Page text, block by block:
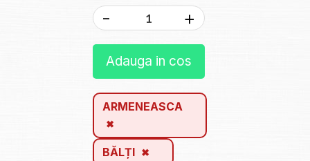
- +
Adauga in cos
ARMENEASCA
BĂLȚI